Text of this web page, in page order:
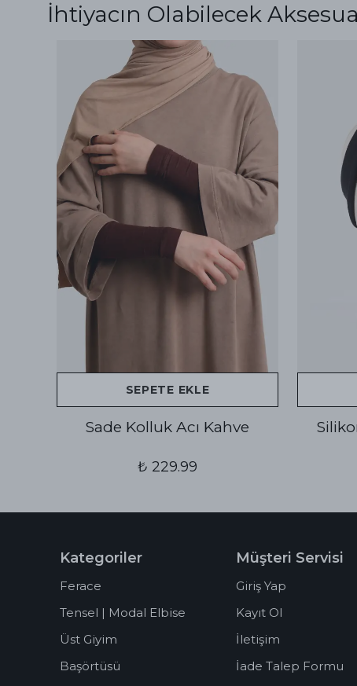
İhtiyacın Olabilecek
SEPETE EKLE
Sade Kolluk Acı Kahve
₺ 229.99
Kategoriler
Ferace
Tensel | Modal Elbise
Üst Giyim
Başörtüsü
Müşteri Servisi
Giriş Yap
Kayıt Ol
İletişim
İade Talep Formu